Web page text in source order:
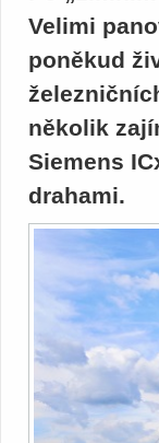
Velimi
poněkud
několik
Siemens
drahami.